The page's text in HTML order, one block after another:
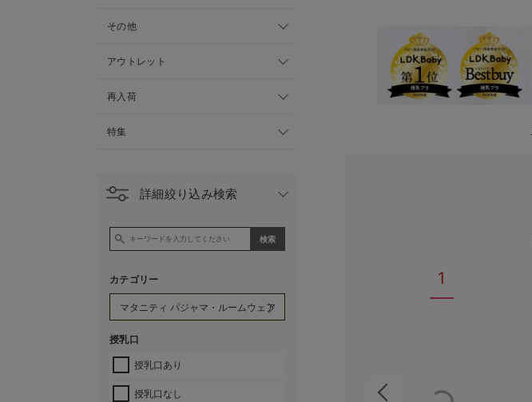
その他
アウトレット
再入荷
特集
詳細絞り込み検索
カテゴリー
授乳口
授乳口あり
授乳口なし
1